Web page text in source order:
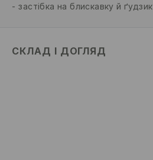
застібка на блискавку й ґудзик
СКЛАД І ДОГЛЯД